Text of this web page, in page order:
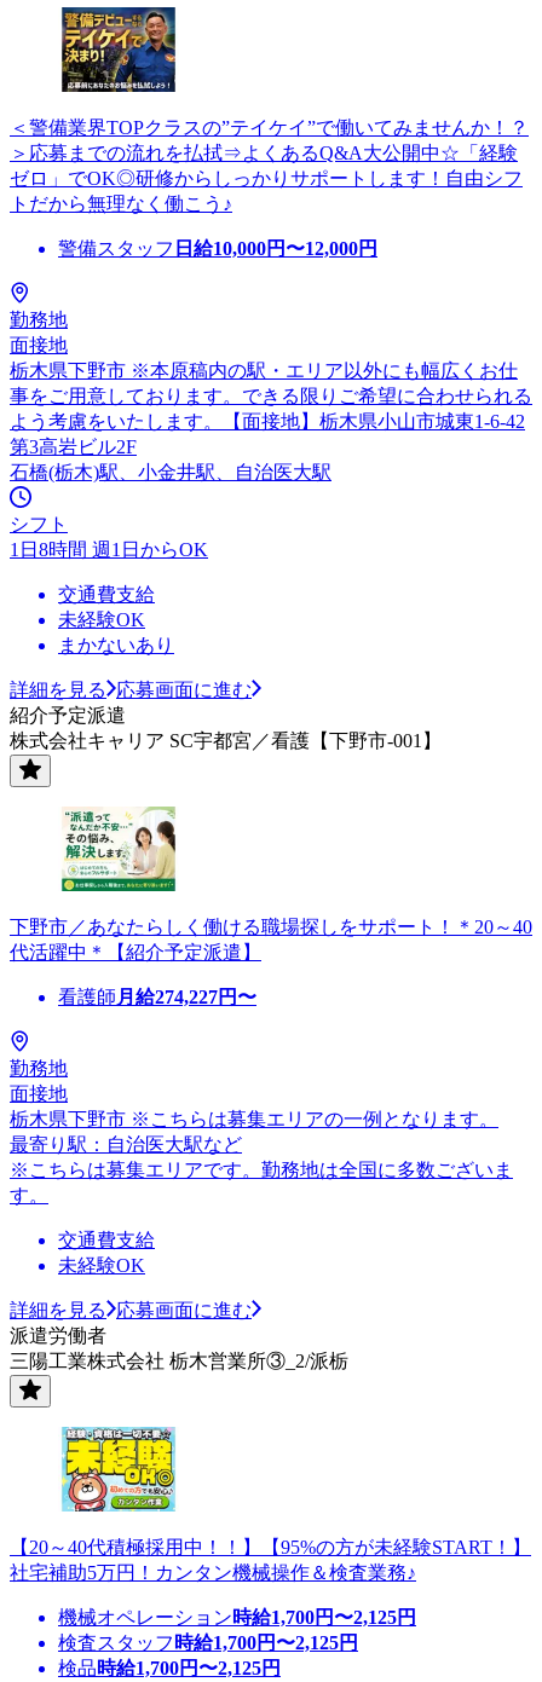
＜警備業界TOPクラスの”テイケイ”で働いてみませんか！？
＞応募までの流れを払拭⇒よくあるQ&A大公開中☆「経験
ゼロ」でOK◎研修からしっかりサポートします！自由シフ
トだから無理なく働こう♪
警備スタッフ 日給10,000円〜12,000円
勤務地
面接地
栃木県下野市 ※本原稿内の駅・エリア以外にも幅広くお仕
事をご用意しております。できる限りご希望に合わせられる
よう考慮をいたします。【面接地】栃木県小山市城東1-6-42
第3高岩ビル2F
石橋(栃木)駅、小金井駅、自治医大駅
シフト
1日8時間 週1日からOK
交通費支給
未経験OK
まかないあり
詳細を見る
応募画面に進む
紹介予定派遣
株式会社キャリア SC宇都宮／看護【下野市-001】
下野市／あなたらしく働ける職場探しをサポート！＊20～40
代活躍中＊【紹介予定派遣】
看護師 月給274,227円〜
勤務地
面接地
栃木県下野市 ※こちらは募集エリアの一例となります。
最寄り駅：自治医大駅など
※こちらは募集エリアです。勤務地は全国に多数ございま
す。
交通費支給
未経験OK
詳細を見る
応募画面に進む
派遣労働者
三陽工業株式会社 栃木営業所③_2/派栃
【20～40代積極採用中！！】【95%の方が未経験START！】
社宅補助5万円！カンタン機械操作＆検査業務♪
機械オペレーション時給1,700円〜2,125円
検査スタッフ 時給1,700円〜2,125円
検品時給1,700円〜2,125円